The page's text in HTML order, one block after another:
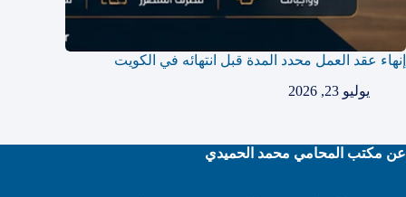
إنهاء عقد العمل محدد المدة قبل انتهائه في الكويت
يوليو 23, 2026
عن مكتب المحامي محمد الحميدي